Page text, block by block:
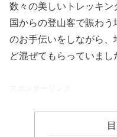
数々の美しいトレッキ
国からの登山客で賑わ
のお手伝いをしながら、
ど混ぜてもらっていまし